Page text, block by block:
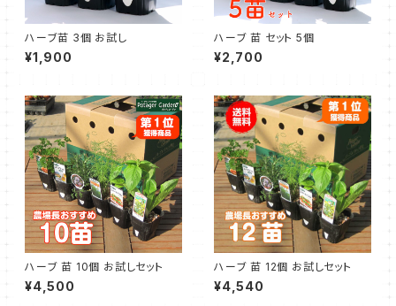
ハーブ苗 3個 お試し
¥1,900
ハーブ 苗 セット 5個
¥2,700
ハーブ 苗 10個 お試しセット
¥4,500
ハーブ 苗 12個 お試しセット
¥4,540